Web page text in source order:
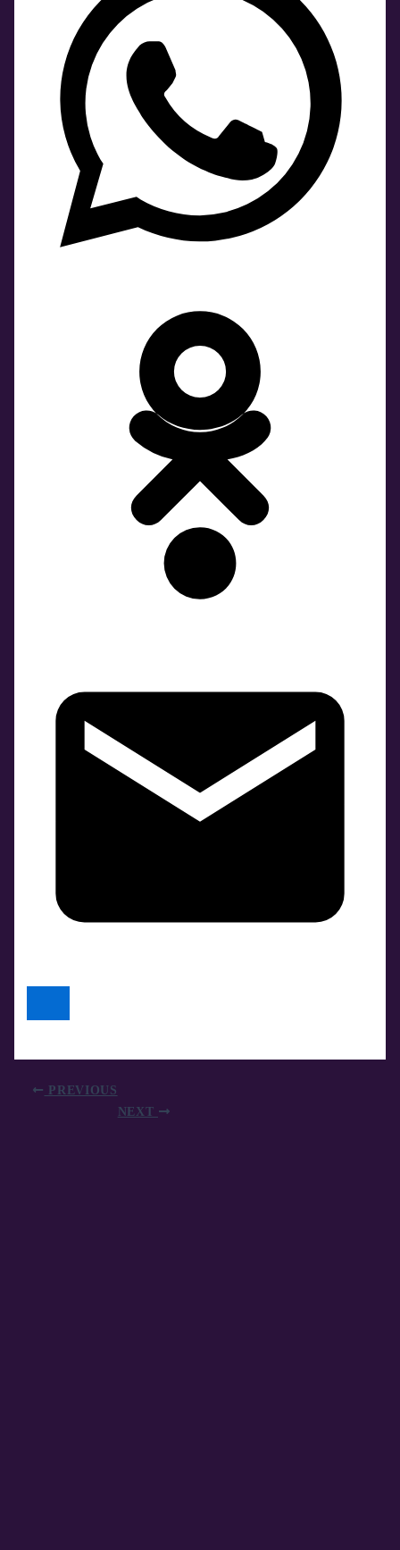
PREVIOUS
NEXT